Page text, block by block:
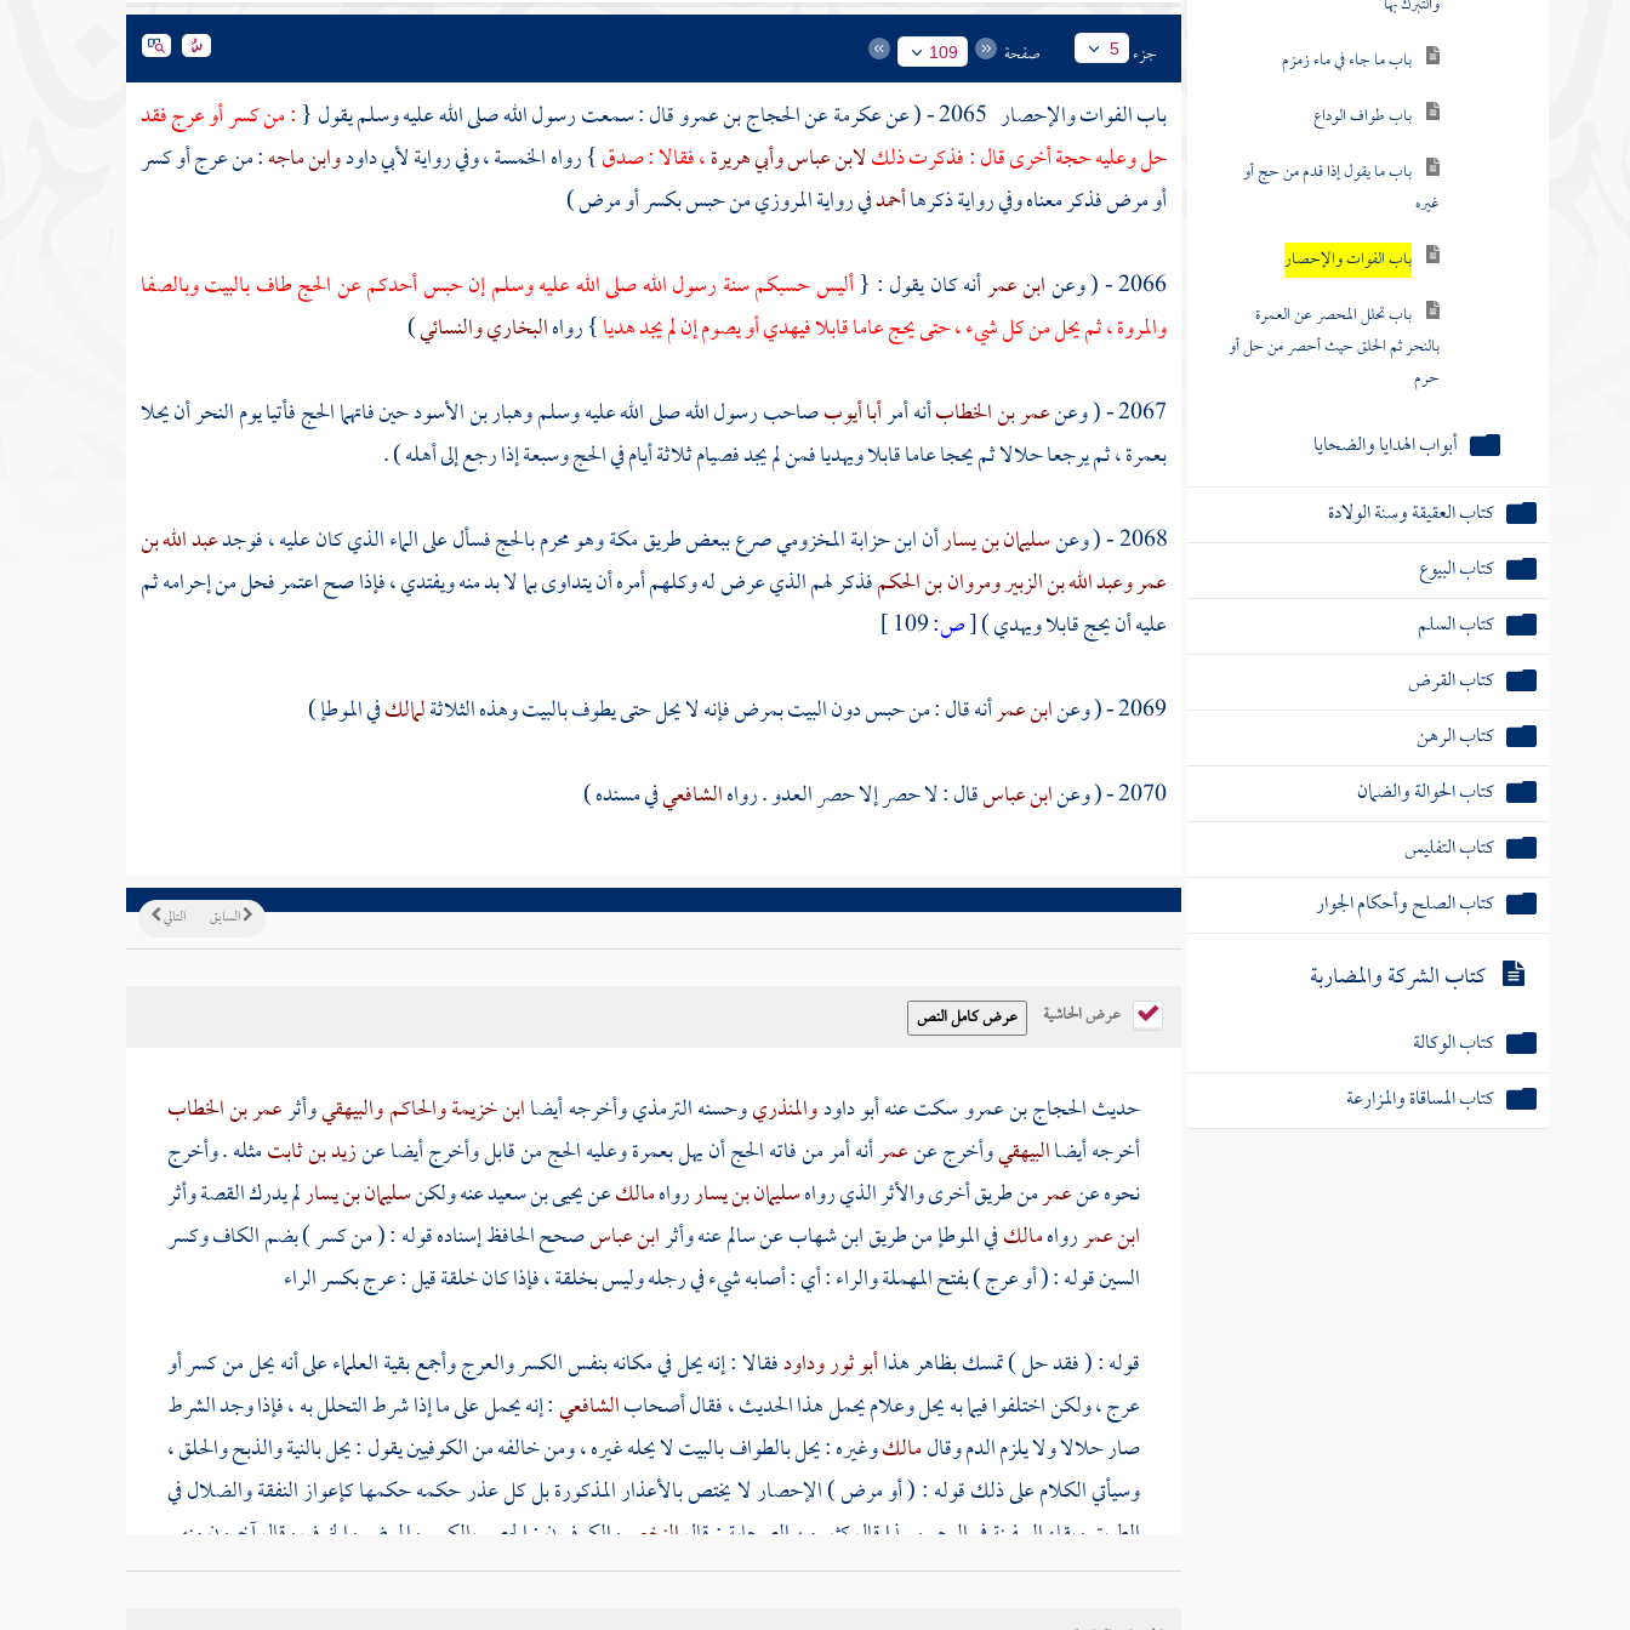
باب ما جاء في ماء زمزم
باب طواف الوداع
باب ما يقول إذا قدم من حج أو
غيره
باب الفوات والإحصار
باب تحلل المحصر عن العمرة
بالنحر ثم الحلق حيث أحصر من حل أو
حرم
أبواب الهدايا والضحايا
كتاب العقيقة وسنة الولادة
كتاب البيوع
كتاب السلم
كتاب القرض
كتاب الرهن
كتاب الحوالة والضمان
كتاب التفليس
كتاب الصلح وأحكام الجوار
كتاب الشركة والمضاربة
كتاب الوكالة
كتاب المساقاة والمزارعة
جزء 5 صفحة 109
باب الفوات والإحصار عكرمةعنالحجاج بن عمروقال : سمعت رسول الله صلى الله عليه وسلم يقول {: من كسر أو عرج فقد
حل وعليه حجة أخرى قال : فذكرت ذلكلابن عباسوأبي هريرة، فقالا : صدق} رواه الخمسة ، وفي روايةلأبي داودوابن ماجه: من عرج أو كسر
أو مرض فذكر معناه وفي رواية ذكرهاأحمدفي روايةالمروزيمن حبس بكسر أو مرض )
2066 - ( وعن
ابن عمرأنه كان يقول : {أليس حسبكم سنة رسول الله صلى الله عليه وسلم إن حبس أحدكم عن الحج طافبالبيتوبالصفا
والمروة، ثم يحل من كل شيء ، حتى يحج عاما قابلا فيهدي أو يصوم إن لم يجد هديا} رواهالبخاريوالنسائي)
2067 - ( وعن
عمر بن الخطابأنه أمرأبا أيوبصاحب رسول الله صلى الله عليه وسلموهبار بن الأسودحين فاتهما الحج فأتيا يوم النحر أن يحلا
بعمرة ، ثم يرجعا حلالا ثم يحجا عاما قابلا ويهديا فمن لم يجد فصيام ثلاثة أيام في الحج وسبعة إذا رجع إلى أهله ) .
2068 - ( وعن
سليمان بن يسارأنابن حزابة المخزوميصرع ببعض طريقمكةوهو محرم بالحج فسأل على الماء الذي كان عليه ، فوجدعبد الله بن
عمروعبد الله بن الزبيرومروان بن الحكمفذكر لهم الذي عرض له وكلهم أمره أن يتداوى بما لا بد منه ويفتدي ، فإذا صح اعتمر فحل من إحرامه ثم
عليه أن يحج قابلا ويهدي )[ص:
2069 - ( وعن
ابن عمرأنه قال : من حبس دونالبيتبمرض فإنه لا يحل حتى يطوفبالبيتوهذه الثلاثةلمالكفي الموطإ )
2070 - ( وعن
ابن عباسقال : لا حصر إلا حصر العدو . رواهالشافعيفي مسنده )
التالي السابق
عرض الحاشية
حديثالحجاج بن عمروسكت عنهأبو داودوالمنذريوحسنهالترمذيوأخرجه أيضاابن خزيمةوالحاكموالبيهقيوأثرعمر بن الخطاب
أخرجه أيضاالبيهقيوأخرج عنعمرأنه أمر من فاته الحج أن يهل بعمرة وعليه الحج من قابل وأخرج أيضا عنزيد بن ثابتمثله . وأخرج
نحوه عنعمرمن طريق أخرى والأثر الذي رواهسليمان بن يساررواهمالكعنيحيى بن سعيدعنه ولكنسليمان بن يسارلم يدرك القصة وأثر
ابن عمررواهمالكفي الموطإ من طريقابن شهابعنسالمعنه وأثرابن عباسصحح الحافظ إسناده قوله : ( من كسر ) بضم الكاف وكسر
السين قوله : ( أو عرج ) بفتح المهملة والراء : أي : أصابه شيء في رجله وليس بخلقة ، فإذا كان خلقة قيل : عرج بكسر الراء
قوله : ( فقد حل ) تمسك بظاهر هذاأبو ثوروداودفقالا : إنه يحل في مكانه بنفس الكسر والعرج وأجمع بقية العلماء على أنه يحل من كسر أو
عرج ، ولكن اختلفوا فيما به يحل وعلام يحمل هذا الحديث ، فقال أصحابالشافعي: إنه يحمل على ما إذا شرط التحلل به ، فإذا وجد الشرط
صار حلالا ولا يلزم الدم وقالمالكوغيره : يحل بالطوافبالبيتلا يحله غيره ، ومن خالفه منالكوفيينيقول : يحل بالنية والذبح والحلق ،
وسيأتي الكلام على ذلك قوله : ( أو مرض ) الإحصار لا يختص بالأعذار المذكورة بل كل عذر حكمه حكمها كإعواز النفقة والضلال في
الطريق وبقاء السفينة في البحر وبهذا قال كثير من الصحابة : قالالنخعي والكوفيون: الحصر بالكسر والمرض والخوف وقال آخرون منهم
مالكوالشافعيوأحمد: لا حصر إلا بالعدو ، وتمسكوا بقولابن عباسالمذكور في الباب وحكىابن جريرقولا أنه لا حصر بعد النبي صلى
الله عليه وسلم والسبب في هذا الاختلاف أنهم اختلفوا في تفسير الإحصار ، فالمشهور عن أكثر أهل اللغة منهم